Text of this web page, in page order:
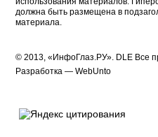
должна быть размещена в
материала.
© 2013, «ИнфоГлаз.РУ». DLE Все
Разработка —WebUnto